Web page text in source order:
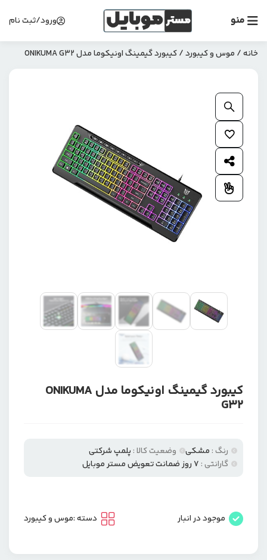
منو ورود/ثبت نام
خانه/ موس و کیبورد/ کیبورد گیمینگ اونیکوما مدل ONIKUMA G32
کیبورد گیمینگ اونیکوما مدل ONIKUMA
G32
رنگ : مشکی وضعیت کالا : پلمپ شرکتی
گارانتی : ۷ روز ضمانت تعویض مستر موبایل
موجود در انبار دسته :موس و کیبورد
اشتراک گذاری محصول
افزودن به مقایسه